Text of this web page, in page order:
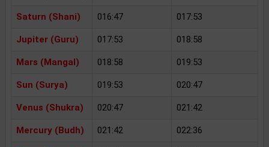
Saturn (Shani) 016:47 017:53
Jupiter (Guru) 017:53 018:58
Mars (Mangal) 018:58 019:53
Sun (Surya) 019:53 020:47
Venus (Shukra) 020:47 021:42
Mercury (Budh) 021:42 022:36